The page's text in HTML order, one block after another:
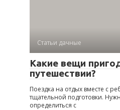
Статьи дачные
Какие вещи
путешествии?
Поездка на отдых вместе с
тщательной подготовки.
определиться с